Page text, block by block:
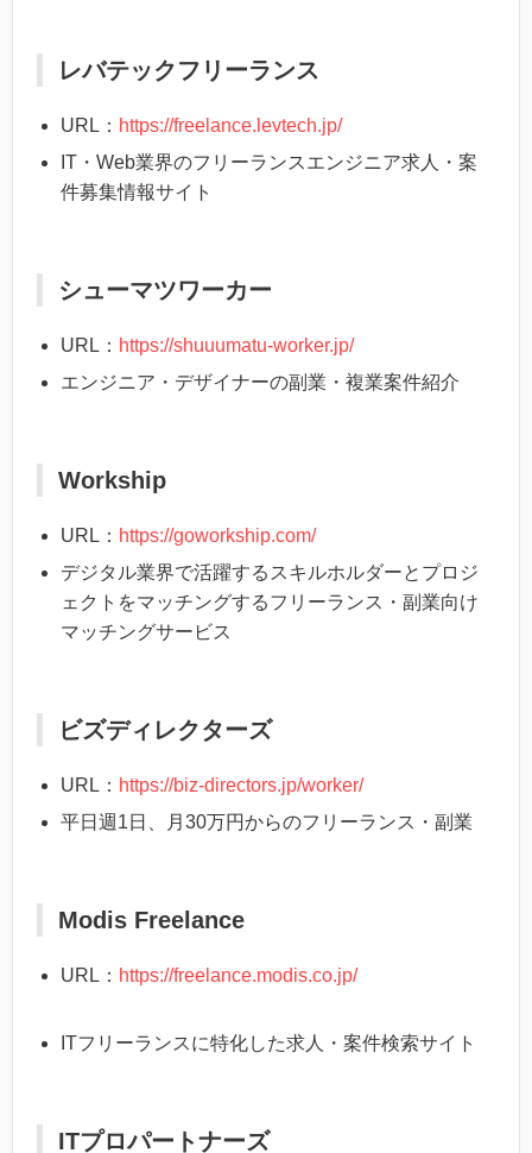
レバテックフリーランス
URL： https://freelance.levtech.jp/
IT・Web業界のフリーランスエンジニア求人・案
件募集情報サイト
シューマツワーカー
URL： https://shuuumatu-worker.jp/
エンジニア・デザイナーの副業・複業案件紹介
Workship
URL： https://goworkship.com/
デジタル業界で活躍するスキルホルダーとプロジ
ェクトをマッチングするフリーランス・副業向け
マッチングサービス
ビズディレクターズ
URL： https://biz-directors.jp/worker/
平日週1日、月30万円からのフリーランス・副業
Modis Freelance
URL： https://freelance.modis.co.jp/
ITフリーランスに特化した求人・案件検索サイト
ITプロパートナーズ